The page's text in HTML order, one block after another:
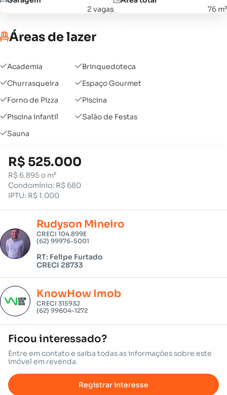
2 vagas
76 m²
Áreas de lazer
Academia
Brinquedoteca
Churrasqueira
Espaço Gourmet
Forno de Pizza
Piscina
Piscina Infantil
Salão de Festas
Sauna
R$ 525.000
R$ 6.895 o m²
Condomínio: R$ 680
IPTU: R$ 1.000
Rudyson Mineiro
CRECI 104.899E
(62) 99976-5001
RT: Felipe Furtado
CRECI 28733
KnowHow Imob
CRECI 31593J
(62) 99604-1272
Ficou interessado?
Entre em contato e saiba todas as informações sobre este
imóvel em revenda.
Registrar interesse